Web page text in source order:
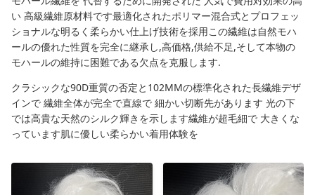
い 高級繊維原材料です最適化されたポリマー混合式とプロフェッ
ショナルな明るく柔らかい仕上げ技術を採用この繊維は自然モハ
ールの優れた性質を完全に継承し,高価格,供給不足,そして本物の
モハールの維持に困難である欠点を克服します.
クラシックな90D重質の否定と102MMの標準化された長繊維デザ
インで 繊維全体が完全で直線で 細かい切断先があります 光の下
では高貴な天然のシルク輝きを示します繊維が超毛細で 大きくな
っています肌に優しい柔らかい着用体験を